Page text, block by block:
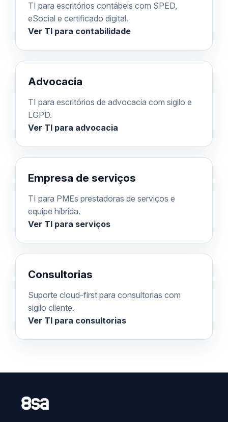
TI para escritórios contábeis com SPED,
eSocial e certificado digital.
Ver TI para contabilidade
Advocacia
TI para escritórios de advocacia com sigilo e
LGPD.
Ver TI para advocacia
Empresa de serviços
TI para PMEs prestadoras de serviços e
equipe híbrida.
Ver TI para serviços
Consultorias
Suporte cloud-first para consultorias com
sigilo cliente.
Ver TI para consultorias